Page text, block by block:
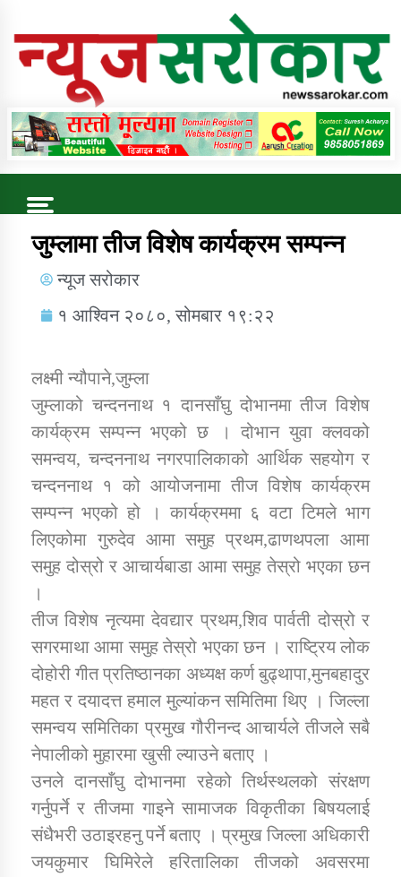
Online News Portal
Trending Now
डिभिजन कार्यालय जुम्लाको सुचना सन्देश
कर्णाली प्रविधि शिक्षालय जुम्लाको सुचना
सामाजिक बिकास कार्यालय जुम्लाकाे सुचना
कार्यक्रम कार्यान्वयन एकाई जुम्लाको सुचना
जुम्लामा तीज विशेष कार्यक्रम सम्पन्न
न्यूज सरोकार
१ आश्विन २०८०, सोमबार १९:२२
लक्ष्मी न्यौपाने,जुम्ला
जुम्लाको चन्दननाथ १ दानसाँघु दोभानमा तीज विशेष
कार्यक्रम सम्पन्न भएको छ । दोभान युवा क्लवको
समन्वय, चन्दननाथ नगरपालिकाको आर्थिक सहयोग र
चन्दननाथ १ को आयोजनामा तीज विशेष कार्यक्रम
सम्पन्न भएको हो । कार्यक्रममा ६ वटा टिमले भाग
लिएकोमा गुरुदेव आमा समुह प्रथम,ढाणथपला आमा
समुह दोस्रो र आचार्यबाडा आमा समुह तेस्रो भएका छन
।
तीज विशेष नृत्यमा देवद्यार प्रथम,शिव पार्वती दोस्रो र
सगरमाथा आमा समुह तेस्रो भएका छन । राष्ट्रिय लोक
दोहोरी गीत प्रतिष्ठानका अध्यक्ष कर्ण बुढ्थापा,मुनबहादुर
महत र दयादत्त हमाल मुल्यांकन समितिमा थिए । जिल्ला
समन्वय समितिका प्रमुख गौरीनन्द आचार्यले तीजले सबै
नेपालीको मुहारमा खुसी ल्याउने बताए ।
उनले दानसाँघु दोभानमा रहेको तिर्थस्थलको संरक्षण
गर्नुपर्ने र तीजमा गाइने सामाजक विकृतीका बिषयलाई
संधैभरी उठाइरहनु पर्ने बताए । प्रमुख जिल्ला अधिकारी
जयकुमार घिमिरेले हरितालिका तीजको अवसरमा